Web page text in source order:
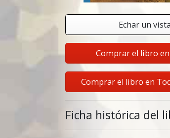
Echar un
Comprar el libro
Comprar el libro en
Ficha histórica del